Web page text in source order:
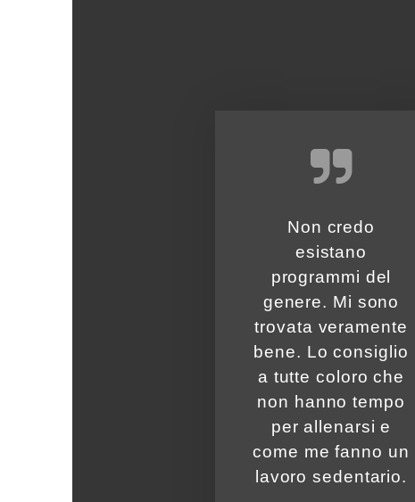
Non credo
esistano
programmi del
genere. Mi sono
trovata veramente
bene. Lo consiglio
a tutte coloro che
non hanno tempo
per allenarsi e
come me fanno un
lavoro sedentario.